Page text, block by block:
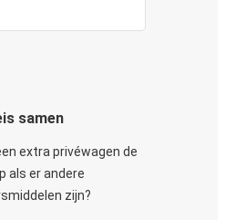
samen
extra privéwagen de
als er andere
zijn?